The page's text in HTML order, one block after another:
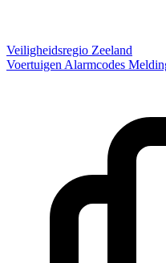
Veiligheidsregio Zeeland
Voertuigen Alarmcodes